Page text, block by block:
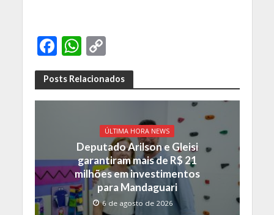
F
ac
e
b
k
W
h
at
s
p
p
C
o
p
y
Li
n
k
Posts Relacionados
ÚLTIMA HORA NEWS
Deputado Arilson e Gleisi
garantiram mais de R$ 21
milhões em investimentos
para Mandaguari
6 de agosto de 2026